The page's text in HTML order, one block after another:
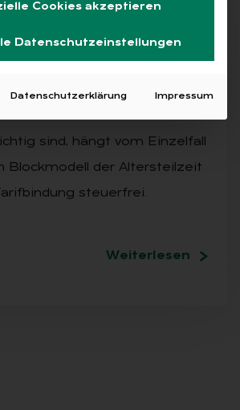
sind, hängt vom Einzelfall
Blockmodell der Altersteilzeit
steuerfrei.
Weiterlesen
Cookies akzeptieren
Datenschutzeinstellungen
Datenschutzerklärung Impressum